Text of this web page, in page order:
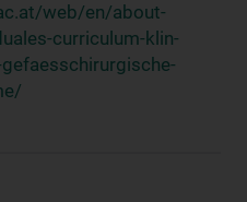
web/en/about-
curriculum-klin-